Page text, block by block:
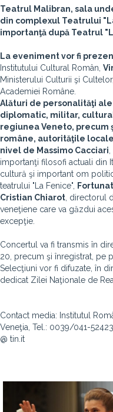
Teatrul Malibran, sala
din complexul Teatrului
importanţă după Teatrul
La eveniment vor fi
Institutului Cultural Român,
Ministerului Culturii şi
Academiei Române.
Alături de personalităţi
diplomatic, militar,
regiunea Veneto, precum
române, autorităţile
nivel de Massimo Cacciari
importanţi filosofi actuali din
cultură şi important om
teatrului "La Fenice",
Cristian Chiarot , directorul
veneţiene care va găzdui
excepţie.
Concertul va fi transmis în
20, precum şi înregistrat, pe
Selecţiuni vor fi difuzate, în
dedicat Zilei Naţionale de
Contact media: Institutul
Veneţia, Tel.: 0039/041-
@ tin.it